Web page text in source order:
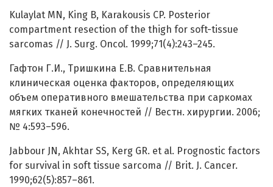
Kulaylat MN, King B, Karakousis CP. Posterior
compartment resection of the thigh for soft-tissue
sarcomas // J. Surg. Oncol. 1999;71(4):243–245.
Гафтон Г.И., Тришкина Е.В. Сравнительная
клиническая оценка факторов, определяющих
объем оперативного вмешательства при саркомах
мягких тканей конечностей // Вестн. хирургии. 2006;
№ 4:593–596.
Jabbour JN, Akhtar SS, Kerg GR. et al. Prognostic factors
for survival in soft tissue sarcoma // Brit. J. Cancer.
1990;62(5):857–861.